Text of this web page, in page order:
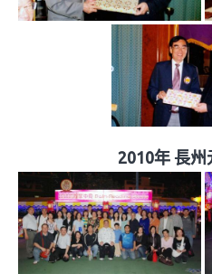
2010年 長州